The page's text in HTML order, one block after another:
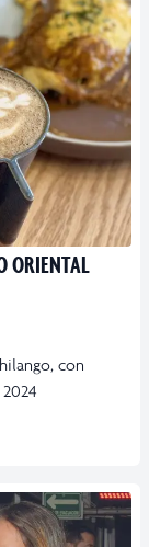
ORIENTAL
con